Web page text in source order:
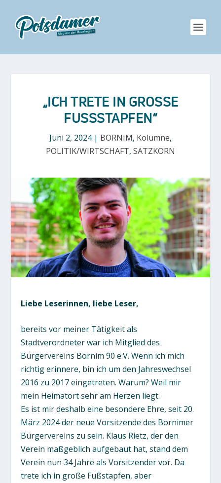
„ICH TRETE IN GROSSE F
USSSTAPFEN“
Juni 2, 2024| BORNIM, Kolumne,
POLITIK/WIRTSCHAFT, SATZKORN
Liebe Leserinnen, liebe Leser,
bereits vor meiner Tätigkeit als
Stadtverordneter war ich Mitglied des
Bürgervereins Bornim 90 e.V. Wenn ich mich
richtig erinnere, bin ich um den Jahreswechsel
2016 zu 2017 eingetreten. Warum? Weil mir
mein Heimatort sehr am Herzen liegt.
Es ist mir deshalb eine besondere Ehre, seit 20.
März 2024 der neue Vorsitzende des Bornimer
Bürgervereins zu sein. Klaus Rietz, der den
Verein maßgeblich aufgebaut hat, stand dem
Verein nun 34 Jahre als Vorsitzender vor. Da
trete ich in große Fußstapfen, aber